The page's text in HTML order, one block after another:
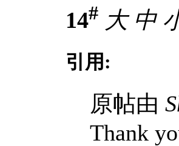
14# 大 中
引用:
原帖由
Thank